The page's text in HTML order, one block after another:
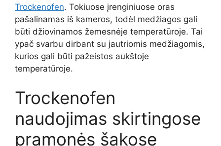
Trockenofen. Tokiuose įrenginiuose oras
pašalinamas iš kameros, todėl medžiagos gali
būti džiovinamos žemesnėje temperatūroje. Tai
ypač svarbu dirbant su jautriomis medžiagomis,
kurios gali būti pažeistos aukštoje
temperatūroje.
Trockenofen
naudojimas skirtingose
pramonės šakose